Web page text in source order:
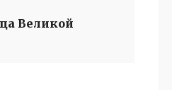
Великой